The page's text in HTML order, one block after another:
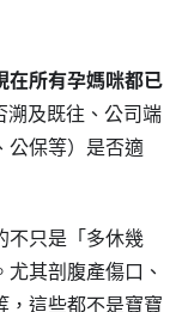
在所有孕媽咪都已
溯及既往、公司端
公保等）是否適
不只是「多休幾
其剖腹產傷口、
，這些都不是寶寶